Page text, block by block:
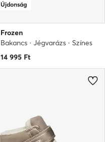
Újdonság
Frozen
Bakancs · Jégvarázs · Színes
14 995 Ft